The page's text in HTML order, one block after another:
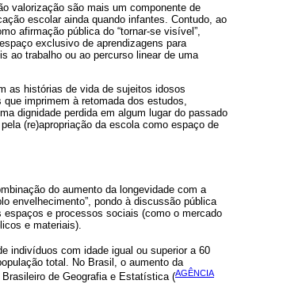
valorização são mais um componente de
escolar ainda quando infantes. Contudo, ao
afirmação pública do “tornar-se visível”,
exclusivo de aprendizagens para
ao trabalho ou ao percurso linear de uma
as histórias de vida de sujeitos idosos
imprimem à retomada dos estudos,
dignidade perdida em algum lugar do passado
(re)apropriação da escola como espaço de
do aumento da longevidade com a
envelhecimento”, pondo à discussão pública
e processos sociais (como o mercado
e materiais).
indivíduos com idade igual ou superior a 60
total. No Brasil, o aumento da
de Geografia e Estatística (AGÊNCIA